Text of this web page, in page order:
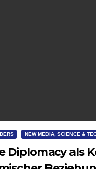
NEW MEDIA, SCIENCE &
Diplomacy als